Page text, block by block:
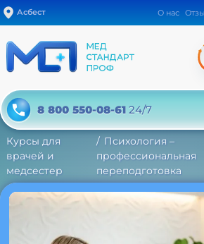
Асбест О нас
8 800 550-08-61 24/7
Курсы для
врачей и
медсестер
Психология –
профессиональная
переподготовка